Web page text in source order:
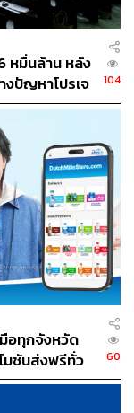
หมื่นล้าน หลัง
ปัญหาโปรเจ
104
อทุกจังหวัด
มชันส่งฟรีทั่ว
ส่งสินค้าแบบ
60